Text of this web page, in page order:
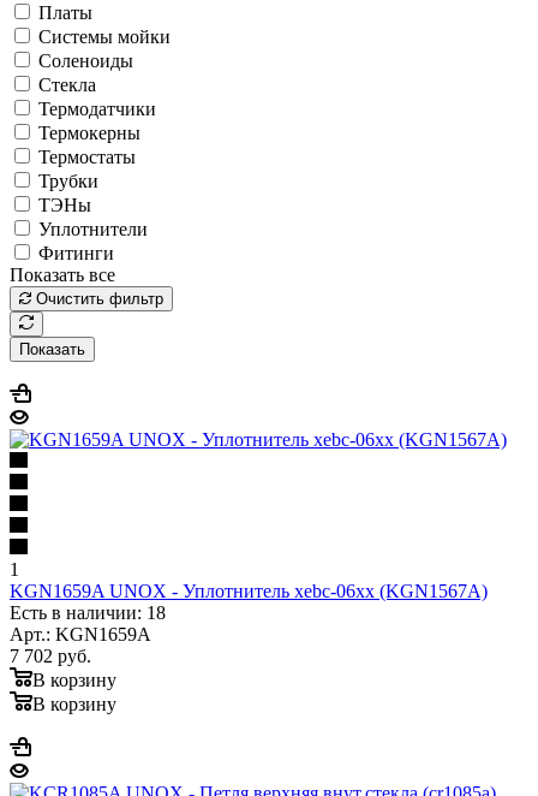
Платы
Системы мойки
Соленоиды
Стекла
Термодатчики
Термокерны
Термостаты
Трубки
ТЭНы
Уплотнители
Фитинги
Показать все
Очистить фильтр
Показать
1
KGN1659A UNOX - Уплотнитель xebc-06xx (KGN1567A)
Есть в наличии: 18
Арт.: KGN1659A
7 702 руб.
В корзину
В корзину